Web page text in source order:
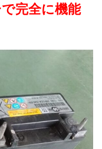
完全に機能